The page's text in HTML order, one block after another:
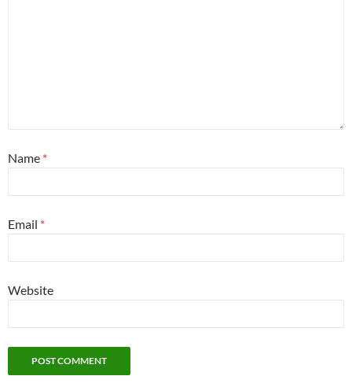
Name *
Email *
Website